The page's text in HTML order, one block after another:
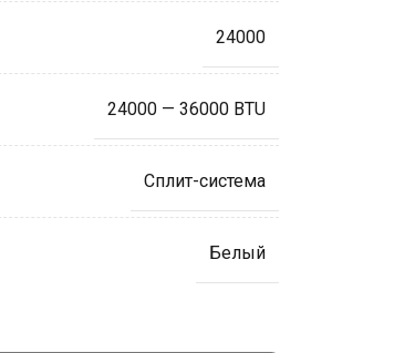
24000
24000 — 36000 BTU
Сплит-система
Белый